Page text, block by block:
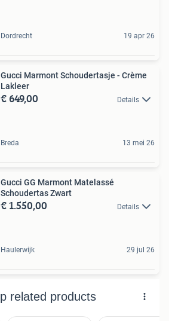
Dordrecht 19 apr 26
Gucci Marmont Schoudertasje - Crème
Lakleer
€ 649,00 Details
Breda 13 mei 26
Gucci GG Marmont Matelassé
Schoudertas Zwart
€ 1.550,00 Details
Haulerwijk 29 jul 26